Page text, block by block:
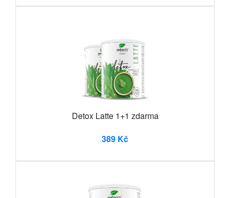
Detox Latte 1+1 zdarma
389 Kč